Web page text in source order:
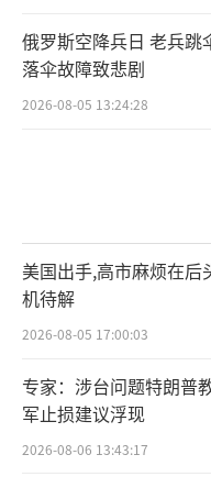
俄罗斯空降兵日 老兵跳
落伞故障致悲剧
2026-08-05 13:24:28
美国出手,高市麻烦在后
机待解
2026-08-05 17:00:03
专家：涉台问题特朗普
军止损建议浮现
2026-08-06 13:43:17